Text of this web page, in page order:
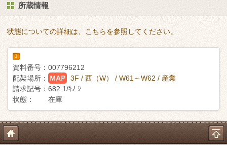
所蔵情報
状態についての詳細は、こちらを参照してください。
1
資料番号： 007796212
配架場所：
MAP
3F / 西（W） / W61～W62 / 産業
請求記号： 682.1/ｷﾉ ｼ
状態：
在庫